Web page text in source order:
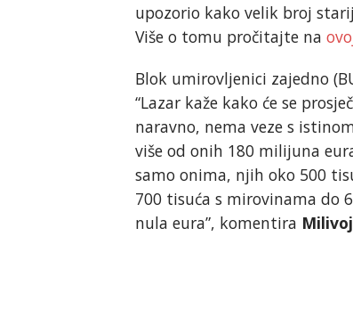
upozorio kako velik broj
Više o tomu pročitajte na
Blok umirovljenici zajedno
“Lazar kaže kako će se
naravno, nema veze s
više od onih 180 milijuna
samo onima, njih oko 500
700 tisuća s mirovinama do
nula eura”, komentira